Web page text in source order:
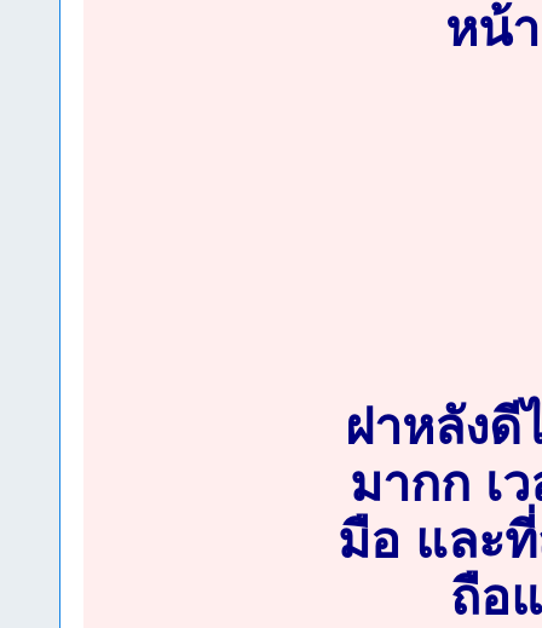
หน้
ฝาหลังดี
มากก เ
มือ และ
ถือ